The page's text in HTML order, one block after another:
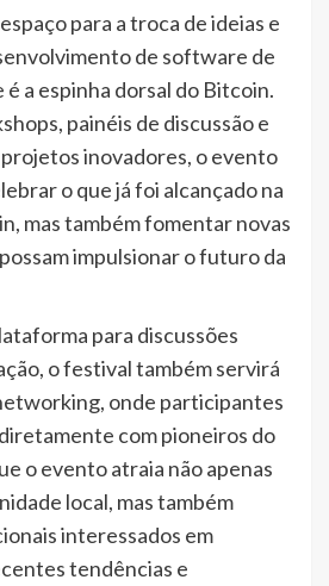
para a troca de ideias e
de software de
a espinha dorsal do Bitcoin.
painéis de discussão e
inovadores, o evento
o que já foi alcançado na
mas também fomentar novas
impulsionar o futuro da
para discussões
o festival também servirá
onde participantes
com pioneiros do
o evento atraia não apenas
local, mas também
interessados em
tendências e